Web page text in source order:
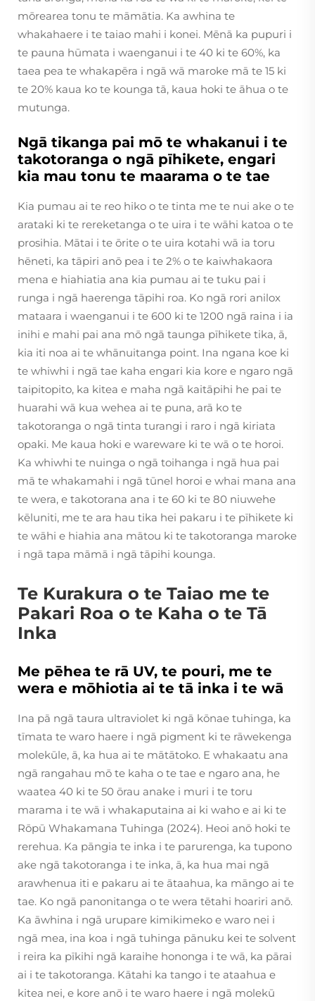
mōrearea tonu te māmātia. Ka awhina te
whakahaere i te taiao mahi i konei. Mēnā ka pupuri i
te pauna hūmata i waenganui i te 40 ki te 60%, ka
taea pea te whakapēra i ngā wā maroke mā te 15 ki
te 20% kaua ko te kounga tā, kaua hoki te āhua o te
mutunga.
Ngā tikanga pai mō te whakanui i te
takotoranga o ngā pīhikete, engari
kia mau tonu te maarama o te tae
Kia pumau ai te reo hiko o te tinta me te nui ake o te
arataki ki te rereketanga o te uira i te wāhi katoa o te
prosihia. Mātai i te ōrite o te uira kotahi wā ia toru
hēneti, ka tāpiri anō pea i te 2% o te kaiwhakaora
mena e hiahiatia ana kia pumau ai te tuku pai i
runga i ngā haerenga tāpihi roa. Ko ngā rori anilox
mataara i waenganui i te 600 ki te 1200 ngā raina i ia
inihi e mahi pai ana mō ngā taunga pīhikete tika, ā,
kia iti noa ai te whānuitanga point. Ina ngana koe ki
te whiwhi i ngā tae kaha engari kia kore e ngaro ngā
taipitopito, ka kitea e maha ngā kaitāpihi he pai te
huarahi wā kua wehea ai te puna, arā ko te
takotoranga o ngā tinta turangi i raro i ngā kiriata
opaki. Me kaua hoki e wareware ki te wā o te horoi.
Ka whiwhi te nuinga o ngā toihanga i ngā hua pai
mā te whakamahi i ngā tūnel horoi e whai mana ana
te wera, e takotorana ana i te 60 ki te 80 niuwehe
kēluniti, me te ara hau tika hei pakaru i te pīhikete ki
te wāhi e hiahia ana mātou ki te takotoranga maroke
i ngā tapa māmā i ngā tāpihi kounga.
Te Kurakura o te Taiao me te
Pakari Roa o te Kaha o te Tā
Inka
Me pēhea te rā UV, te pouri, me te
wera e mōhiotia ai te tā inka i te wā
Ina pā ngā taura ultraviolet ki ngā kōnae tuhinga, ka
tīmata te waro haere i ngā pigment ki te rāwekenga
molekūle, ā, ka hua ai te mātātoko. E whakaatu ana
ngā rangahau mō te kaha o te tae e ngaro ana, he
waatea 40 ki te 50 ōrau anake i muri i te toru
marama i te wā i whakaputaina ai ki waho e ai ki te
Rōpū Whakamana Tuhinga (2024). Heoi anō hoki te
rerehua. Ka pāngia te inka i te parurenga, ka tupono
ake ngā takotoranga i te inka, ā, ka hua mai ngā
arawhenua iti e pakaru ai te ātaahua, ka māngo ai te
tae. Ko ngā panonitanga o te wera tētahi hoariri anō.
Ka āwhina i ngā urupare kimikimeko e waro nei i
ngā mea, ina koa i ngā tuhinga pānuku kei te solvent
i reira ka pīkihi ngā karaihe hononga i te wā, ka pārai
ai i te takotoranga. Kātahi ka tango i te ataahua e
kitea nei, e kore anō i te waro haere i ngā molekū